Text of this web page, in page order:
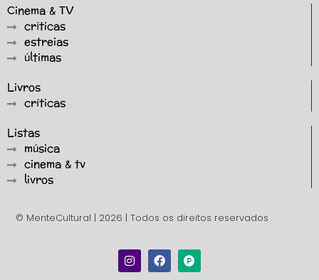
Cinema & TV
críticas
estreias
últimas
Livros
críticas
Listas
música
cinema & tv
livros
© MenteCultural | 2026 | Todos os direitos reservados